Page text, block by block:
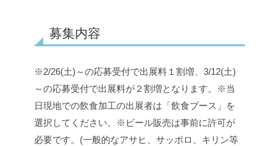
募集内容
※2/26(土)～の応募受付で出展料１割増、3/12(土)
～の応募受付で出展料が２割増となります。
※当
日現地での飲食加工の出展者は「飲食ブース」を
選択してください。
※ビール販売は事前に許可が
必要です。(一般的なアサヒ、サッポロ、キリン等